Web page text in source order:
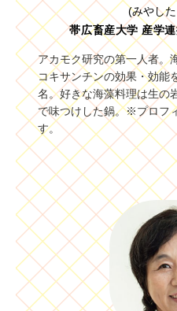
(みやし
帯広畜産大学 産学
アカモク研究の第一人者。
コキサンチンの効果・効能
名。好きな海藻料理は生の
で味つけした鍋。※プロフ
す。